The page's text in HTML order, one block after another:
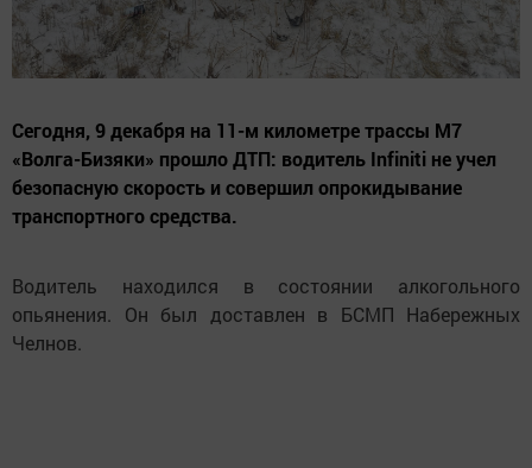
Сегодня, 9 декабря на 11-м километре трассы М7
«Волга-Бизяки» прошло ДТП: водитель Infiniti не учел
безопасную скорость и совершил опрокидывание
транспортного средства.
Водитель находился в состоянии алкогольного
опьянения. Он был доставлен в БСМП Набережных
Челнов.